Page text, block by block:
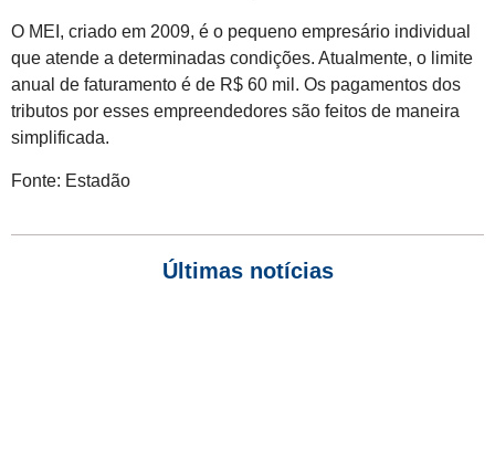
O MEI, criado em 2009, é o pequeno empresário individual
que atende a determinadas condições. Atualmente, o limite
anual de faturamento é de R$ 60 mil. Os pagamentos dos
tributos por esses empreendedores são feitos de maneira
simplificada.
Fonte: Estadão
Últimas notícias